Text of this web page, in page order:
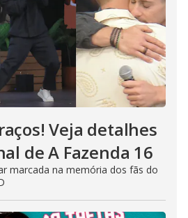
Veja detalhes
de A Fazenda 16
marcada na memória dos fãs do